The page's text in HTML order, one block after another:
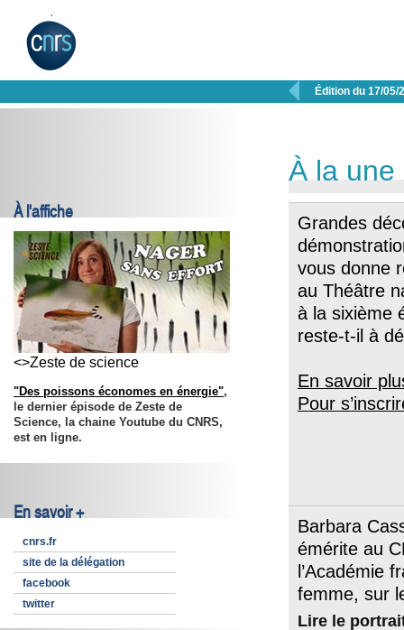
 Édition du 17/05/
À l'affiche
<>Zeste de science
"Des poissons économes en énergie",
le dernier épisode de Zeste de
Science, la chaine Youtube du CNRS,
est en ligne.
En savoir +
cnrs.fr
site de la délégation
facebook
twitter
À la une
Grandes
vous donne
au Théâtre
à la sixième
reste-t-il à
En savoir
Pour
Barbara
émérite au
l’Académie
femme, sur
Lire le